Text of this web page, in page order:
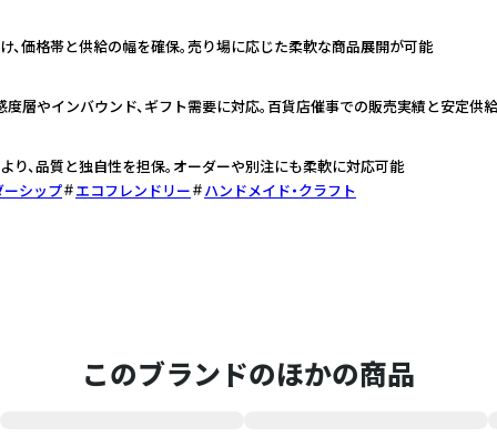
価格帯と供給の幅を確保。売り場に応じた柔軟な商品展開が可能
層やインバウンド、ギフト需要に対応。百貨店催事での販売実績と安定供
、品質と独自性を担保。オーダーや別注にも柔軟に対応可能
ーシップ
エコフレンドリー ハンドメイド・クラフト
このブランドのほかの商品